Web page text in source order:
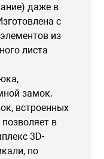
даже в
с
из
листа
замок.
встроенных
в
3D-
по